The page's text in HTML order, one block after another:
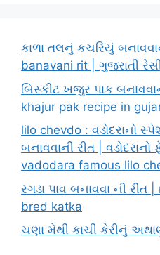
કાળા તલનું કચરિયું
banavani rit | ગુજરાતી
બિસ્કીટ ખજુર પાક
khajur pak recipe in
lilo chevdo : વડોદરાનો
બનાવવાની રીત | વડોદરાનો
vadodara famous lilo
રગડા પાવ બનાવવા ની રીત
bred katka
ચણા મેથી કાચી કેરીનું